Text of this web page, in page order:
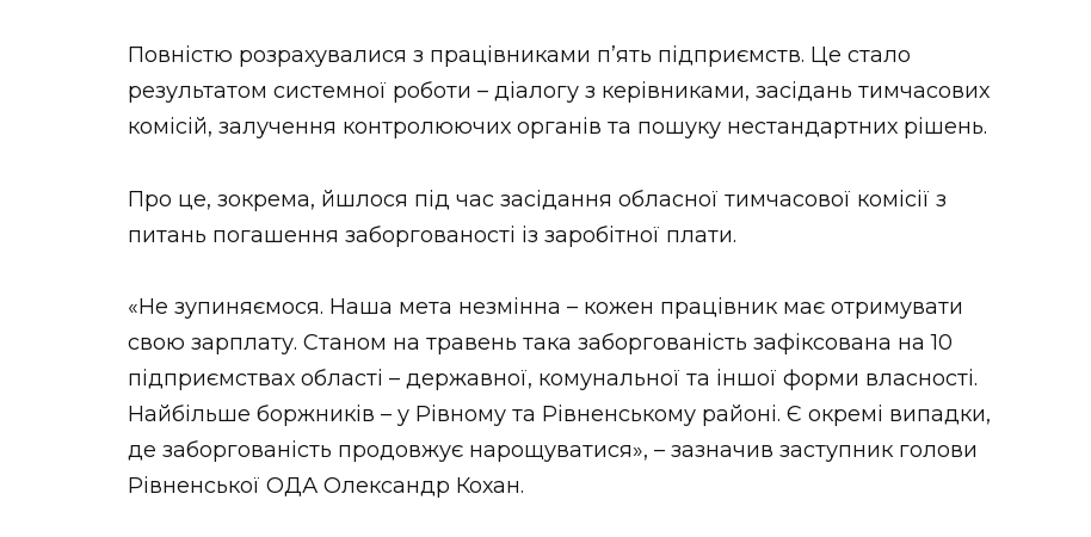
Повністю розрахувалися з працівниками п’ять підприємств. Це стало
результатом системної роботи – діалогу з керівниками, засідань тимчасових
комісій, залучення контролюючих органів та пошуку нестандартних рішень.
Про це, зокрема, йшлося під час засідання обласної тимчасової комісії з
питань погашення заборгованості із заробітної плати.
«Не зупиняємося. Наша мета незмінна – кожен працівник має отримувати
свою зарплату. Станом на травень така заборгованість зафіксована на 10
підприємствах області – державної, комунальної та іншої форми власності.
Найбільше боржників – у Рівному та Рівненському районі. Є окремі випадки,
де заборгованість продовжує нарощуватися», – зазначив заступник голови
Рівненської ОДА Олександр Кохан.